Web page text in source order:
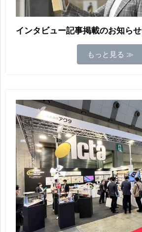
インタビュー記事掲載のお知らせ
もっと見る ≫